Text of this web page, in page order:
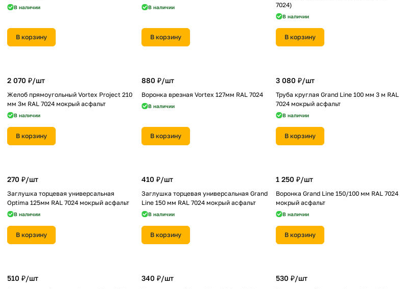
В наличии
В корзину
В наличии
В корзину
7024)
В наличии
В корзину
2 070 ₽/шт
Желоб прямоугольный Vortex Project 210
мм 3м RAL 7024 мокрый асфальт
В наличии
В корзину
880 ₽/шт
Воронка врезная Vortex 127мм RAL 7024
В наличии
В корзину
3 080 ₽/шт
Труба круглая Grand Line 100 мм 3 м RAL
7024 мокрый асфальт
В наличии
В корзину
270 ₽/шт
Заглушка торцевая универсальная
Optima 125мм RAL 7024 мокрый асфальт
В наличии
В корзину
410 ₽/шт
Заглушка торцевая универсальная Grand
Line 150 мм RAL 7024 мокрый асфальт
В наличии
В корзину
1 250 ₽/шт
Воронка Grand Line 150/100 мм RAL 7024
мокрый асфальт
В наличии
В корзину
510 ₽/шт 340 ₽/шт 530 ₽/шт